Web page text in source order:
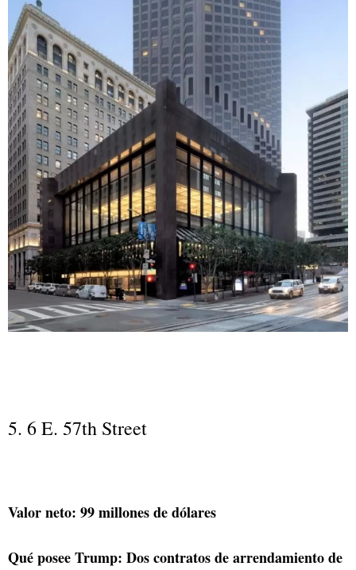
5. 6 E. 57th Street
Valor neto: 99 millones de dólares
Qué posee Trump: Dos contratos de arrendamiento de